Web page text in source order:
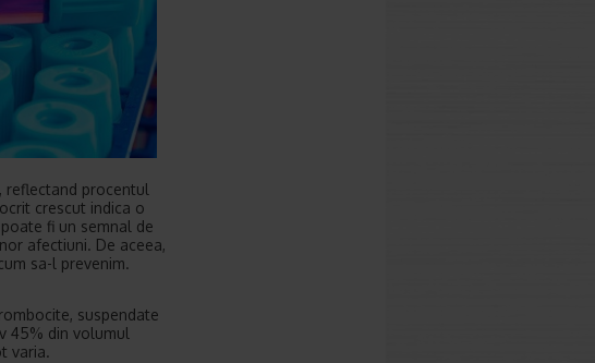
reflectand procentul
crescut indica o
fi un semnal de
afectiuni. De aceea,
sa-l prevenim.
suspendate
45% din volumul
varia.